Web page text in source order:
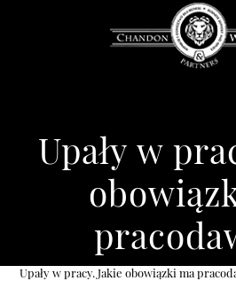
Upały w
Upały w pracy. Jakie obowiązki ma